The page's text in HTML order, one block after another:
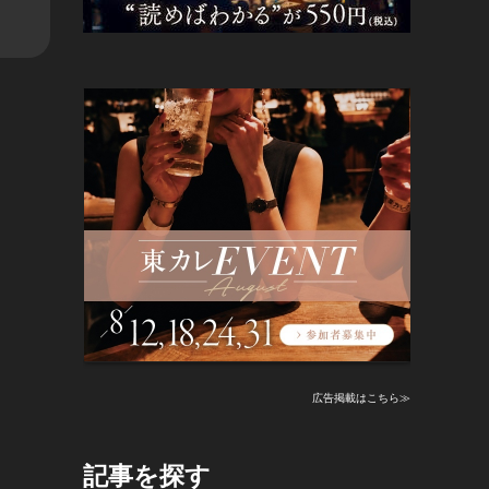
広告掲載はこちら≫
記事を探す